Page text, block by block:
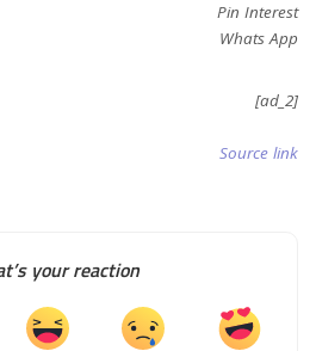
Pin Interest
Whats App
[ad_2]
Source link
your reaction?